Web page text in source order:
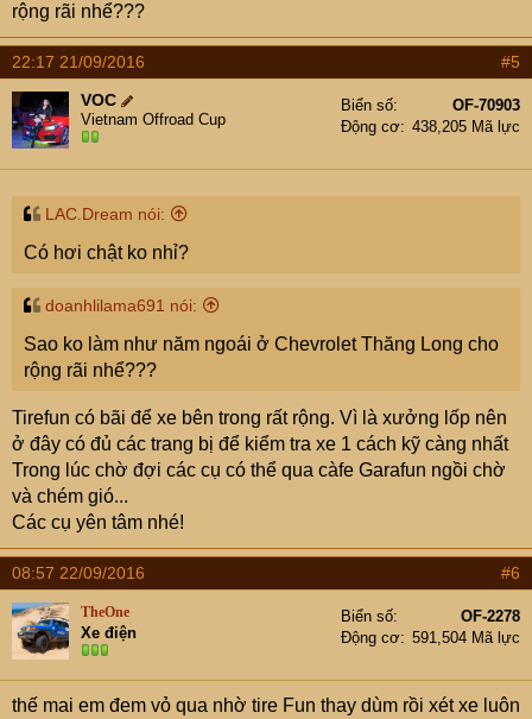
rộng rãi nhể???
22:17 21/09/2016
#5
VOC
Vietnam Offroad Cup
Biển số
OF-70903
Động cơ
438,205 Mã lực
LAC.Dream nói:
Có hơi chật ko nhỉ?
doanhlilama691 nói:
Sao ko làm như năm ngoái ở Chevrolet Thăng Long cho
rộng rãi nhể???
Tirefun có bãi để xe bên trong rất rộng. Vì là xưởng lốp nên
ở đây có đủ các trang bị để kiểm tra xe 1 cách kỹ càng nhất
Trong lúc chờ đợi các cụ có thể qua càfe Garafun ngồi chờ
và chém gió...
Các cụ yên tâm nhé!
08:57 22/09/2016 #6
TheOne
Xe điện
Biển số
OF-2278
Động cơ
591,504 Mã lực
thế mai em đem vỏ qua nhờ tire Fun thay dùm rồi xét xe luôn